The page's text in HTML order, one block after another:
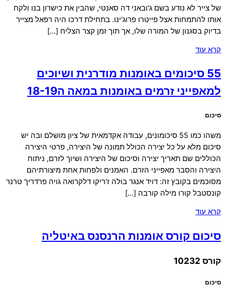
של צייר לא נודע בשם ג'ובאני דה סאנטי, שהבין את כישרון בנו ולקח
אותו להתמחות אצל פייטרו פרוג'ינו. בתחילת דרכו היה רפאל מצייר
בדיוק בסגנון של המורה שלו, אך תוך זמן קצר הצליח […]
קרא עוד
55 סיכומים באומנות מודרנית ושיוכים
למאפייני זרמים באומנות במאה ה18-19
סיכום
משהו כמו 55 סיכומונים, עבודה אקדמאית של ציון מושלם ובה יש
סיכום מלא על כל יצירה הכולל תמונה של היצירה, פרטי היצירה
הכוללים שם תאריך יצירה וסיכום של היצירה ושיוך לזרם, ניתוח
היצירה והסבר מאפייני הזרם. האמנים ולפחות אחת מיצורתיהם
מסוכמים בקובץ זה: דויד אנגר בולה ז'ריקו דלקרואה גויה פרדריך טרנר
קונסטבל קורו מילה קורבה […]
קרא עוד
סיכום קורס אומנות הרנסנס באיטליה
קורס 10232
סיכום